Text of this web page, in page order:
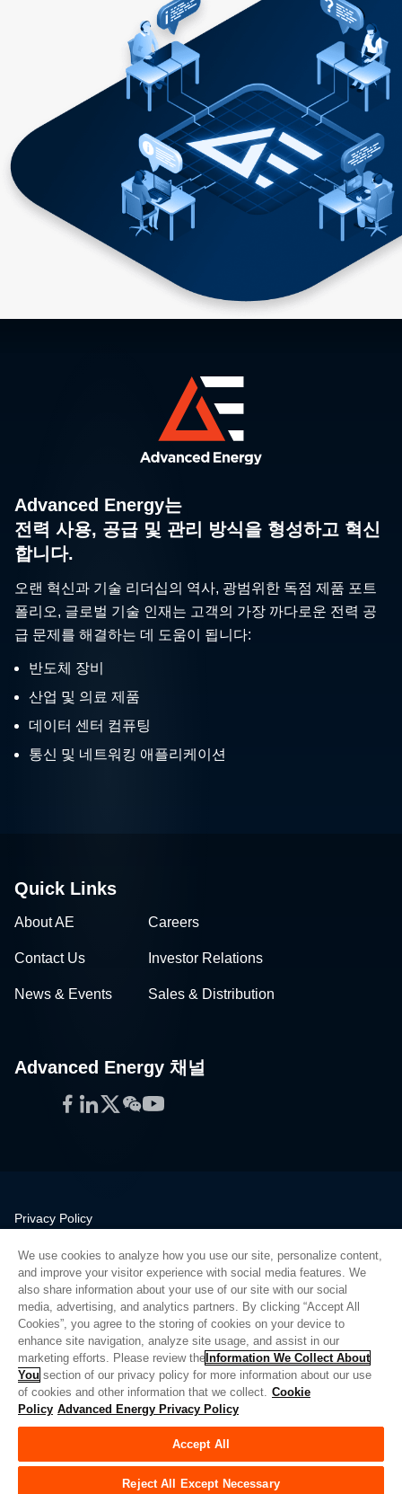
Advanced Energy는
전력 사용, 공급 및 관리 방식을 형성하고 혁신
합니다.
오랜 혁신과 기술 리더십의 역사, 광범위한 독점 제품 포트
폴리오, 글로벌 기술 인재는 고객의 가장 까다로운 전력 공
급 문제를 해결하는 데 도움이 됩니다:
반도체 장비
산업 및 의료 제품
데이터 센터 컴퓨팅
통신 및 네트워킹 애플리케이션
Quick Links
About AE Careers
Contact Us Investor Relations
News & Events Sales & Distribution
Advanced Energy 채널
Facebook
LinkedIn
Twitter
WeChat
YouTube
Privacy Policy
Quality
Sitemap
Supplier Portal
UK Modern Slavery Act
Privacy Preferences
Do Not Sell or Share My Personal Information
Limit the Use of My Sensitive Personal Information
© Copyright 2026Advanced Energy | 빌드: 39545
We use cookies to analyze how you use our site, personalize content,
and improve your visitor experience with social media features. We
also share information about your use of our site with our social
media, advertising, and analytics partners. By clicking “Accept All
Cookies”, you agree to the storing of cookies on your device to
enhance site navigation, analyze site usage, and assist in our
marketing efforts. Please review the Information We Collect About
You section of our privacy policy for more information about our use
of cookies and other information that we collect. Cookie
Policy Advanced Energy Privacy Policy
Accept All
Reject All Except Necessary